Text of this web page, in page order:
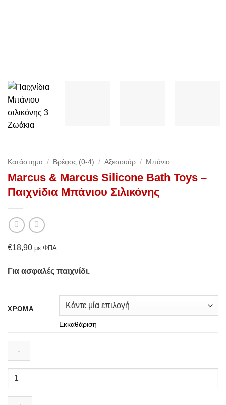
Κατάστημα / Βρέφος (0-4) / Αξεσουάρ / Μπάνιο
Marcus & Marcus Silicone Bath Toys –
Παιχνίδια Μπάνιου Σιλικόνης
€18,90 με ΦΠΑ
Για ασφαλές παιχνίδι.
ΧΡΏΜΑ
Εκκαθάριση
Marcus
Marcus